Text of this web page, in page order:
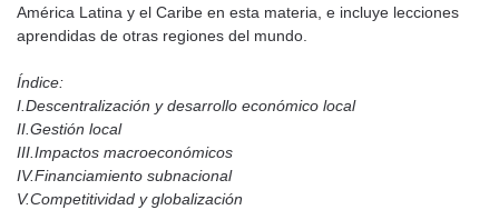
América Latina y el Caribe en esta materia, e incluye lecciones
aprendidas de otras regiones del mundo.
Índice:
I.Descentralización y desarrollo económico local
II.Gestión local
III.Impactos macroeconómicos
IV.Financiamiento subnacional
V.Competitividad y globalización